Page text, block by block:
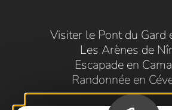
Visiter le Pont du Gard
Les Arènes de
Escapade en
Randonnée en